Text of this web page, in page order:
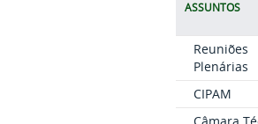
ASSUNTOS
Reuniões
Plenárias
CIPAM